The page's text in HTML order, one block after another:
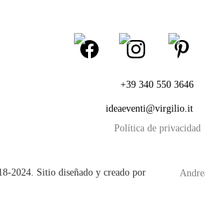
+39 340 550 3646
ideaeventi@virgilio.it
Política de privacidad
2024. Sitio diseñado y creado por